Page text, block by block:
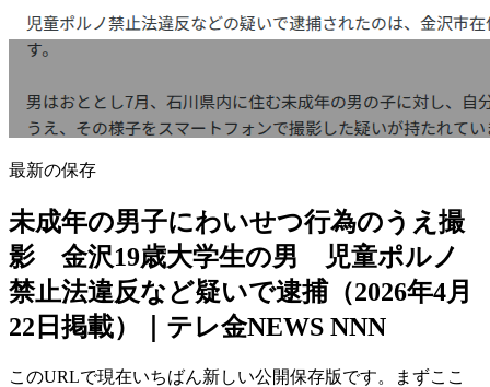
最新の保存
未成年の男子にわいせつ行為のうえ撮
影 金沢19歳大学生の男 児童ポルノ
禁止法違反など疑いで逮捕（2026年4月
22日掲載）｜テレ金NEWS NNN
このURLで現在いちばん新しい公開保存版です。まずここ